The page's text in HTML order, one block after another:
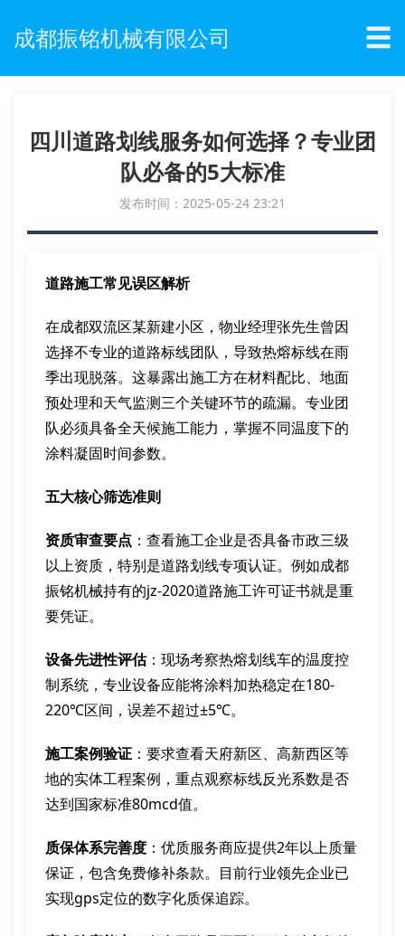
成都振铭机械有限公司 ☰
四川道路划线服务如何选择？专业团
队必备的5大标准
发布时间：2025-05-24 23:21
道路施工常见误区解析
在成都双流区某新建小区，物业经理张先生曾因
选择不专业的道路标线团队，导致热熔标线在雨
季出现脱落。这暴露出施工方在材料配比、地面
预处理和天气监测三个关键环节的疏漏。专业团
队必须具备全天候施工能力，掌握不同温度下的
涂料凝固时间参数。
五大核心筛选准则
资质审查要点 ：查看施工企业是否具备市政三级
以上资质，特别是道路划线专项认证。例如成都
振铭机械持有的jz-2020道路施工许可证书就是重
要凭证。
设备先进性评估：现场考察热熔划线车的温度控
制系统，专业设备应能将涂料加热稳定在180-
220℃区间，误差不超过±5℃。
施工案例验证 ：要求查看天府新区、高新西区等
地的实体工程案例，重点观察标线反光系数是否
达到国家标准80mcd值。
质保体系完善度 ：优质服务商应提供2年以上质量
保证，包含免费修补条款。目前行业领先企业已
实现gps定位的数字化质保追踪。